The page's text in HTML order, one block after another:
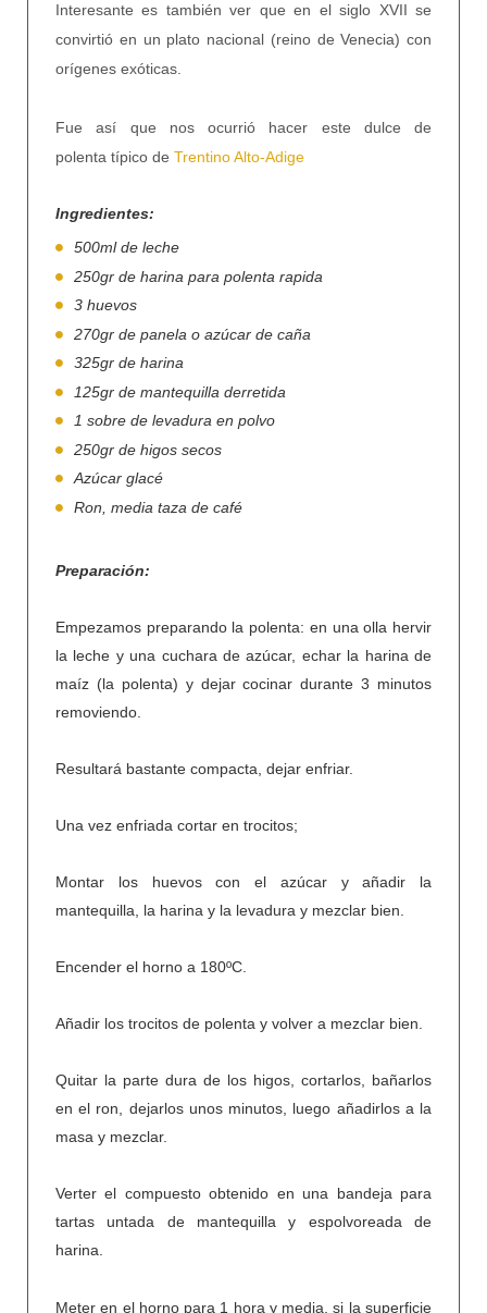
Interesante es también ver que en el siglo XVII se
convirtió en un plato nacional (reino de Venecia) con
orígenes exóticas.
Fue así que nos ocurrió hacer este dulce de
polenta típico de TrentinoAlto-Adige
Ingredientes:
500ml de leche
250gr de harina para polenta rapida
3 huevos
270gr de panela o azúcar de caña
325gr de harina
125gr de mantequilla derretida
1 sobre de levadura en polvo
250gr de higos secos
Azúcar glacé
Ron, media taza de café
Preparación:
Empezamos preparando la polenta: en una olla hervir
la leche y una cuchara de azúcar, echar la harina de
maíz (la polenta) y dejar cocinar durante 3 minutos
removiendo.
Resultará bastante compacta, dejar enfriar.
Una vez enfriada cortar en trocitos;
Montar los huevos con el azúcar y añadir la
mantequilla, la harina y la levadura y mezclar bien.
Encender el horno a 180ºC.
Añadir los trocitos de polenta y volver a mezclar bien.
Quitar la parte dura de los higos, cortarlos, bañarlos
en el ron, dejarlos unos minutos,
luego añadirlos a la
masa y mezclar.
Verter el compuesto obtenido en una bandeja para
tartas untada de mantequilla y espolvoreada de
harina.
Meter en el horno para 1 hora y media, si la superficie